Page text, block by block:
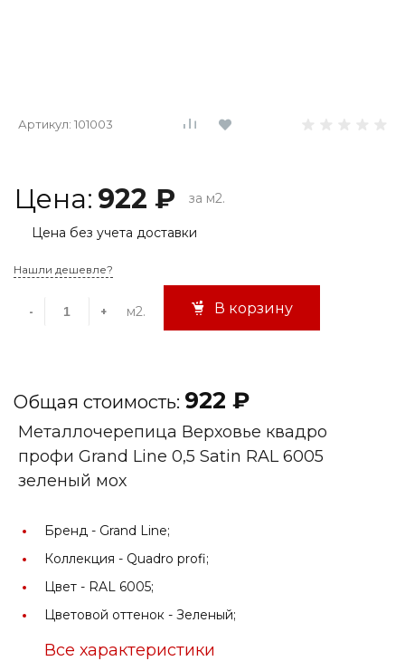
Артикул: 101003
Цена: 922 ₽ за м2.
Цена без учета доставки
Общая стоимость: 922 ₽
Нашли дешевле?
- + м2. В корзину
Металлочерепица Верховье квадро
профи Grand Line 0,5 Satin RAL 6005
зеленый мох
Бренд - Grand Line;
Коллекция - Quadro profi;
Цвет - RAL 6005;
Цветовой оттенок - Зеленый;
Все характеристики